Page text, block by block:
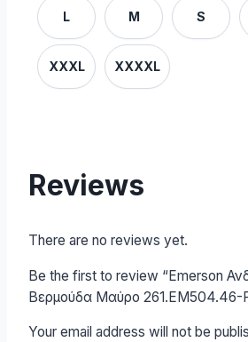
L M S
XXXL XXXXL
Reviews
There are no reviews yet.
Be the first to review “Emerson
Βερμούδα Μαύρο 261.EM504.46-
Your email address will not be